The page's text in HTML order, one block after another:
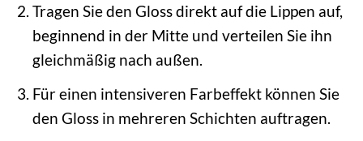
Tragen Sie den Gloss direkt auf die Lippen auf,
beginnend in der Mitte und verteilen Sie ihn
gleichmäßig nach außen.
Für einen intensiveren Farbeffekt können Sie
den Gloss in mehreren Schichten auftragen.